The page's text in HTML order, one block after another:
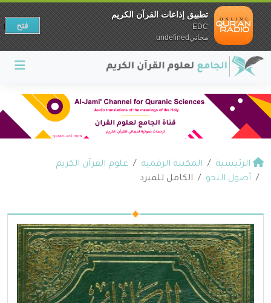
الرئيسية المكتبة الرقمية
علوم القرآن الكريم
أصول النحو
الكامل للمبرد
تطبيق إذاعات القرآن الكريم
EDC
مجانيundefined
فتح